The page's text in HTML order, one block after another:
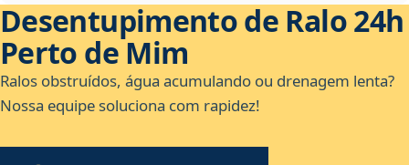
Desentupimento de Ralo 24h
Perto de Mim
Ralos obstruídos, água acumulando ou drenagem lenta?
Nossa equipe soluciona com rapidez!